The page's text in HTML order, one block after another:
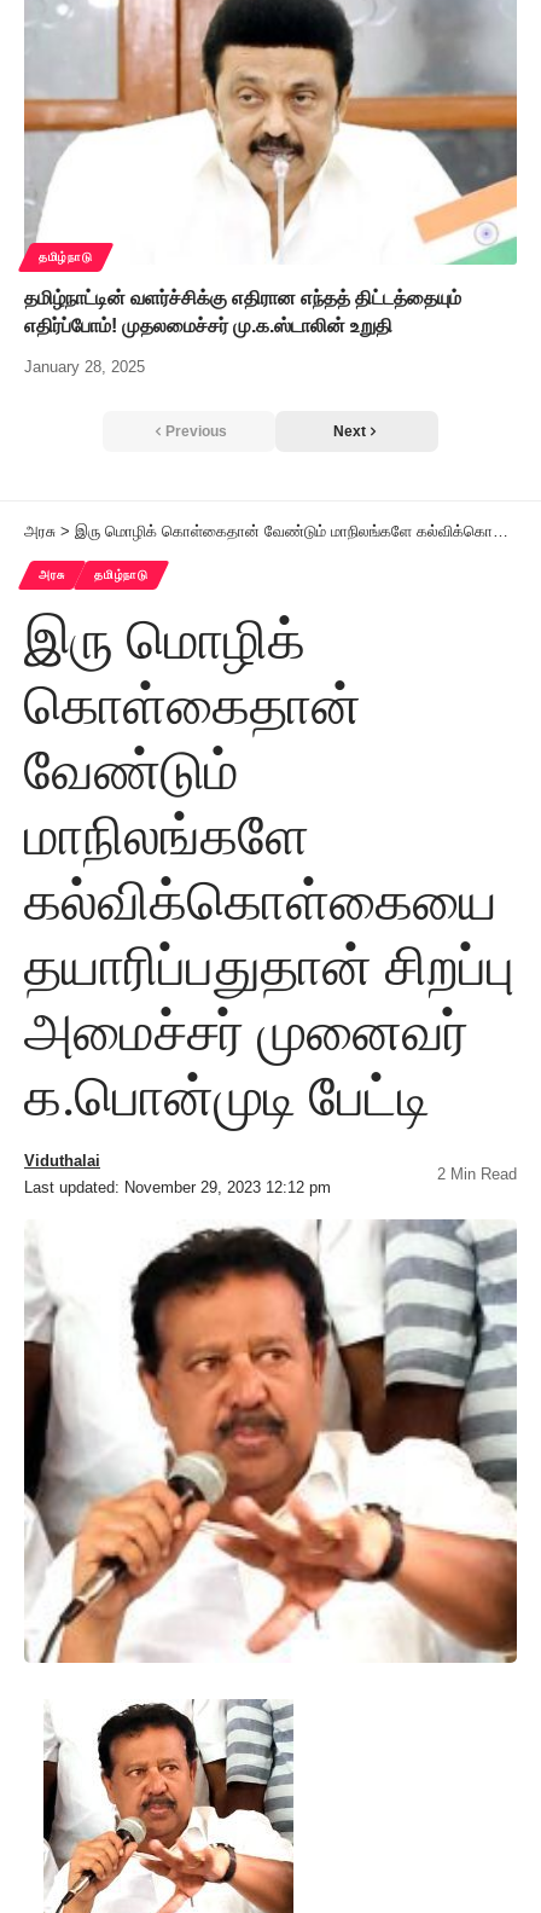
தமிழ்நாடு
தமிழ்நாட்டின் வளர்ச்சிக்கு எதிரான எந்தத் திட்டத்தையும்
எதிர்ப்போம்! முதலமைச்சர் மு.க.ஸ்டாலின் உறுதி
January 28, 2025
Previous Next
அரசு > இரு மொழிக் கொள்கைதான் வேண்டும் மாநிலங்களே கல்விக்கொள்கையை தயாரிப்பதுதான் சிறப்பு அமைச்சர் முனைவர் க.பொன்முடி பேட்டி
அரசு தமிழ்நாடு
இரு மொழிக்
கொள்கைதான்
வேண்டும்
மாநிலங்களே
கல்விக்கொள்கையை
தயாரிப்பதுதான் சிறப்பு
அமைச்சர் முனைவர்
க.பொன்முடி பேட்டி
Last updated: November 29, 2023 12:12 pm
Viduthalai
2 Min Read